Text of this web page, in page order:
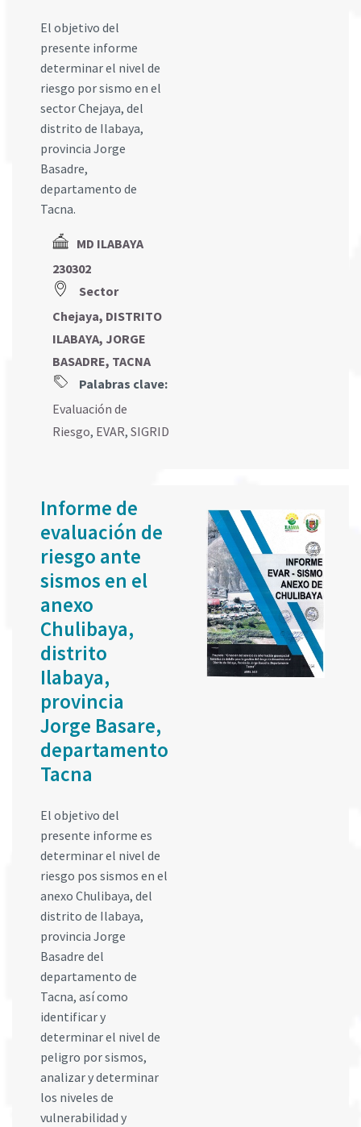
El objetivo del
presente informe
determinar el nivel de
riesgo por sismo en el
sector Chejaya, del
distrito de Ilabaya,
provincia Jorge
Basadre,
departamento de
Tacna.
MD ILABAYA
230302
Sector
Chejaya, DISTRITO
ILABAYA, JORGE
BASADRE, TACNA
Palabras clave:
Evaluación de
Riesgo, EVAR, SIGRID
Informe de
evaluación de
riesgo ante
sismos en el
anexo
Chulibaya,
distrito
Ilabaya,
provincia
Jorge Basare,
departamento
Tacna
El objetivo del
presente informe es
determinar el nivel de
riesgo pos sismos en el
anexo Chulibaya, del
distrito de Ilabaya,
provincia Jorge
Basadre del
departamento de
Tacna, así como
identificar y
determinar el nivel de
peligro por sismos,
analizar y determinar
los niveles de
vulnerabilidad y